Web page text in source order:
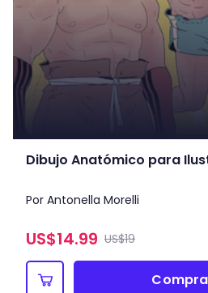
Dibujo Anatómico para
Por Antonella Morelli
US$14.99 US$19